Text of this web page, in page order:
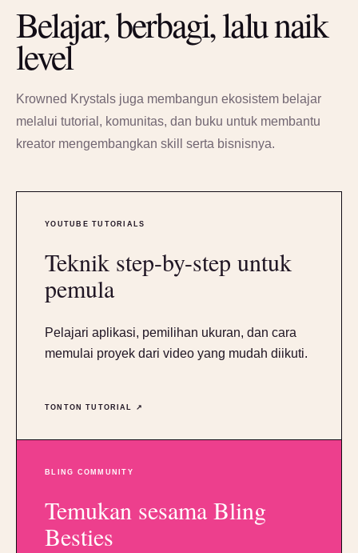
Belajar, berbagi, lalu naik
level
Krowned Krystals juga membangun ekosistem belajar
melalui tutorial, komunitas, dan buku untuk membantu
kreator mengembangkan skill serta bisnisnya.
YOUTUBE TUTORIALS
Teknik step-by-step untuk
pemula
Pelajari aplikasi, pemilihan ukuran, dan cara
memulai proyek dari video yang mudah diikuti.
TONTON TUTORIAL ↗
BLING COMMUNITY
Temukan sesama Bling
Besties